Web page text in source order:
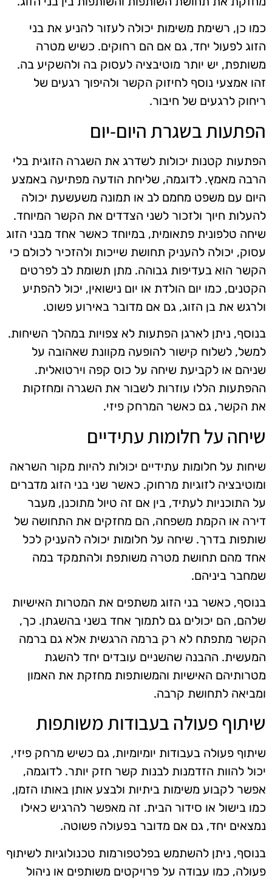
כמו כן, רשימת משימות יכולה לעזור להניע את בני
הזוג לפעול יחד, גם אם הם רחוקים. כשיש מטרה
משותפת, יש יותר מוטיבציה לעסוק בה ולהשקיע בה.
זהו אמצעי נוסף לחיזוק הקשר ולהיפוך רגעים של
ריחוק לרגעים של חיבור.
הפתעות בשגרת היום-יום
הפתעות קטנות יכולות לשדרג את השגרה הזוגית בלי
הרבה מאמץ. לדוגמה, שליחת הודעה מפתיעה באמצע
היום עם משפט מחמם לב או תמונה משעשעת יכולה
להעלות חיוך ולזכור לשני הצדדים את הקשר המיוחד.
שיחה טלפונית פתאומית, במיוחד כאשר אחד מבני הזוג
עסוק, יכולה להעניק תחושת שייכות ולהזכיר לכולם כי
הקשר הוא בעדיפות גבוהה. מתן תשומת לב לפרטים
הקטנים, כמו יום הולדת או יום נישואין, יכול להפתיע
ולרגש את בן הזוג, גם אם מדובר באירוע פשוט.
בנוסף, ניתן לארגן הפתעות לא צפויות במהלך השיחות.
למשל, לשלוח קישור להופעה מקוונת שאהובה על
שניהם או לקביעת שיחה על כוס קפה וירטואלית.
ההפתעות הללו עוזרות לשבור את השגרה ומחזקות
את הקשר, גם כאשר המרחק פיזי.
שיחה על חלומות עתידיים
שיחות על חלומות עתידיים יכולות להיות מקור השראה
ומוטיבציה לזוגיות מרחוק. כאשר שני בני הזוג מדברים
על התוכניות לעתיד, בין אם זה טיול מתוכנן, מעבר
דירה או הקמת משפחה, הם מחזקים את התחושה של
שותפות בדרך. שיחה על חלומות יכולה להעניק לכל
אחד מהם תחושת מטרה משותפת ולהתמקד במה
שמחבר ביניהם.
בנוסף, כאשר בני הזוג משתפים את המטרות האישיות
שלהם, הם יכולים גם לתמוך אחד בשני בהשגתן. כך,
הקשר מתפתח לא רק ברמה הרגשית אלא גם ברמה
המעשית. ההבנה שהשניים עובדים יחד להשגת
מטרותיהם האישיות והמשותפות מחזקת את האמון
ומביאה לתחושת קרבה.
שיתוף פעולה בעבודות משותפות
שיתוף פעולה בעבודות יומיומיות, גם כשיש מרחק פיזי,
יכול להוות הזדמנות לבנות קשר חזק יותר. לדוגמה,
אפשר לקבוע משימות ביתיות ולבצע אותן באותו הזמן,
כמו בישול או סידור הבית. זה מאפשר להרגיש כאילו
נמצאים יחד, גם אם מדובר בפעולה פשוטה.
בנוסף, ניתן להשתמש בפלטפורמות טכנולוגיות לשיתוף
פעולה, כמו עבודה על פרויקטים משותפים או ניהול